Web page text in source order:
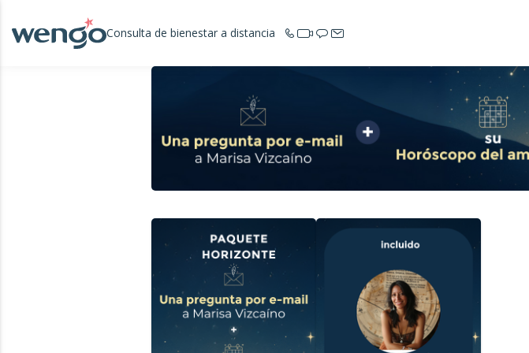
Consulta de bienestar a distancia